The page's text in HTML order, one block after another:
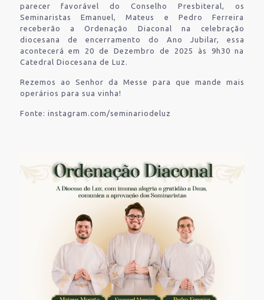
parecer favorável do Conselho Presbiteral, os
Seminaristas Emanuel, Mateus e Pedro Ferreira
receberão a Ordenação Diaconal na celebração
diocesana de encerramento do Ano Jubilar, essa
acontecerá em 20 de Dezembro de 2025 às 9h30 na
Catedral Diocesana de Luz.
Rezemos ao Senhor da Messe para que mande mais
operários para sua vinha!
Fonte: instagram.com/seminariodeluz